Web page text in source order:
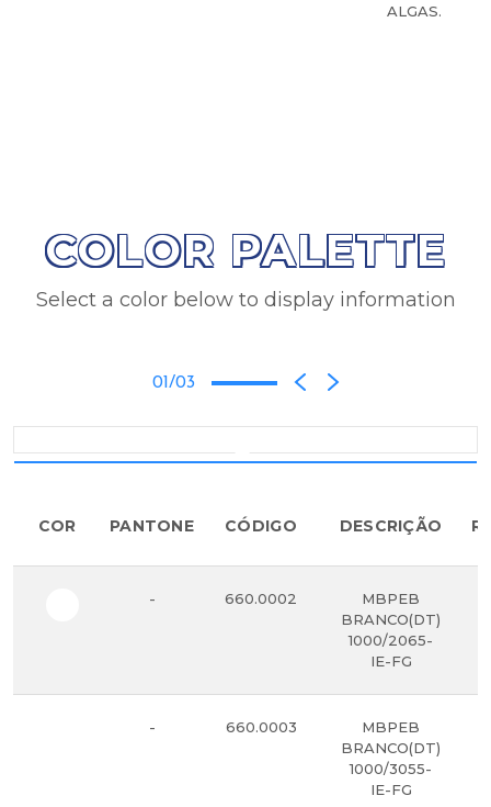
ALGAS.
COLOR PALETTE
Select a color below to display information
01/03
COR PANTONE CÓDIGO DESCRIÇÃO
- 660.0002
MBPEB
BRANCO(DT)
1000/2065-
IE-FG
- 660.0003
MBPEB
BRANCO(DT)
1000/3055-
IE-FG